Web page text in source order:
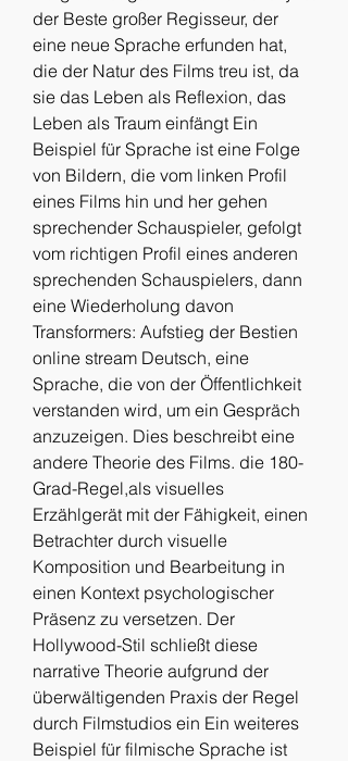
der Beste großer Regisseur, der
eine neue Sprache erfunden hat,
die der Natur des Films treu ist, da
sie das Leben als Reflexion, das
Leben als Traum einfängt Ein
Beispiel für Sprache ist eine Folge
von Bildern, die vom linken Profil
eines Films hin und her gehen
sprechender Schauspieler, gefolgt
vom richtigen Profil eines anderen
sprechenden Schauspielers, dann
eine Wiederholung davon
Transformers: Aufstieg der Bestien
online stream Deutsch, eine
Sprache, die von der Öffentlichkeit
verstanden wird, um ein Gespräch
anzuzeigen. Dies beschreibt eine
andere Theorie des Films. die 180-
Grad-Regel,als visuelles
Erzählgerät mit der Fähigkeit, einen
Betrachter durch visuelle
Komposition und Bearbeitung in
einen Kontext psychologischer
Präsenz zu versetzen. Der
Hollywood-Stil schließt diese
narrative Theorie aufgrund der
überwältigenden Praxis der Regel
durch Filmstudios ein Ein weiteres
Beispiel für filmische Sprache ist